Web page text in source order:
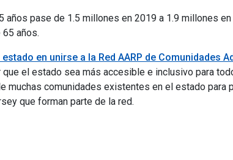
pase de 1.5 millones en 2019 a 1.9 millones
años.
en unirse a la Red AARP de Comunidades
el estado sea más accesible e inclusivo para
muchas comunidades existentes en el estado para
que forman parte de la red.